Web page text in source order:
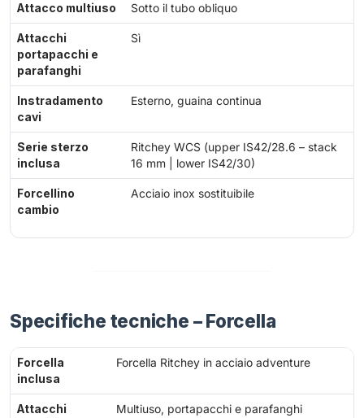
Attacco multiuso Sotto il tubo obliquo
Attacchi
portapacchi e
parafanghi
Sì
Instradamento
cavi
Esterno, guaina continua
Serie sterzo
inclusa
Ritchey WCS (upper IS42/28.6 – stack
16 mm | lower IS42/30)
Forcellino
cambio
Acciaio inox sostituibile
Specifiche tecniche – Forcella
Forcella
inclusa
Forcella Ritchey in acciaio adventure
Attacchi
Multiuso, portapacchi e parafanghi